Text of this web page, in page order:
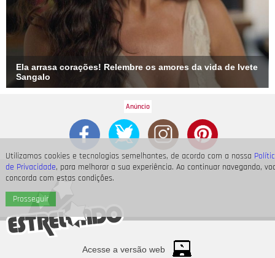
Utilizamos cookies e tecnologias semelhantes, de acordo com a nossa
de Privacidade, para melhorar a sua experiência. Ao continuar navegando,
concorda com estas condições.
Prosseguir
Ela arrasa corações! Relembre os amores da vida de Ivete
Sangalo
Acesse a versão web